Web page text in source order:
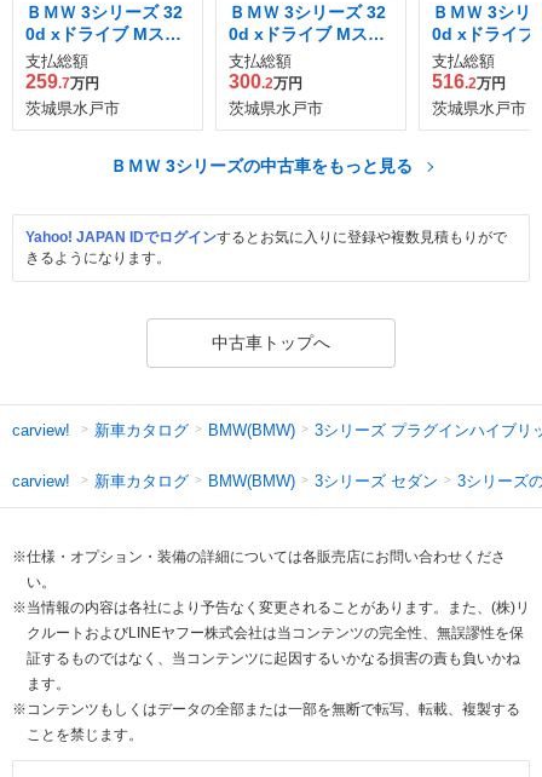
ＢＭＷ 3シリーズ 32
0d xドライブ Mスポ
ーツ ディーゼルター
ボ 4WD
支払総額
259.7万円
茨城県水戸市
ＢＭＷ 3シリーズ 32
0d xドライブ Mスポ
ーツ ディーゼルター
ボ 4WD
支払総額
300.2万円
茨城県水戸市
ＢＭＷ 3シリ
0d xドライブ
ーツ エディ
ャドウ ディ
ーボ 4WD
支払総額
516.2万円
茨城県水戸市
ＢＭＷ 3シリーズの中古車をもっと見る
Yahoo! JAPAN IDでログインするとお気に入りに登録や複数見積もりがで
きるようになります。
中古車トップへ
carview! 新車カタログ BMW(BMW) 3シリーズ プラグインハイブリ
carview! 新車カタログ BMW(BMW) 3シリーズ セダン 3シリーズ
※仕様・オプション・装備の詳細については各販売店にお問い合わせくださ
い。
※当情報の内容は各社により予告なく変更されることがあります。また、(株)リ
クルートおよびLINEヤフー株式会社は当コンテンツの完全性、無誤謬性を保
証するものではなく、当コンテンツに起因するいかなる損害の責も負いかね
ます。
※コンテンツもしくはデータの全部または一部を無断で転写、転載、複製する
ことを禁じます。